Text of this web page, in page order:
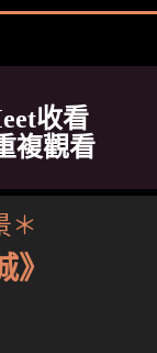
收看
複觀看
＊
》